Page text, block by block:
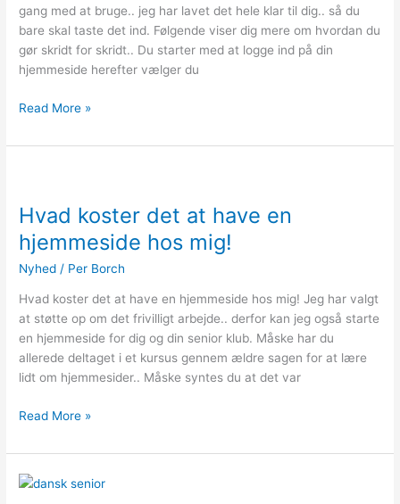
gang med at bruge.. jeg har lavet det hele klar til dig.. så du
bare skal taste det ind. Følgende viser dig mere om hvordan du
gør skridt for skridt.. Du starter med at logge ind på din
hjemmeside herefter vælger du
din
Read More »
Hvad koster det at have en
hjemmeside hos mig!
Nyhed / Per Borch
Hvad koster det at have en hjemmeside hos mig! Jeg har valgt
at støtte op om det frivilligt arbejde.. derfor kan jeg også starte
en hjemmeside for dig og din senior klub. Måske har du
allerede deltaget i et kursus gennem ældre sagen for at lære
lidt om hjemmesider.. Måske syntes du at det var
det
at
have
en
hjemmeside
mig!
Read More »
Vi